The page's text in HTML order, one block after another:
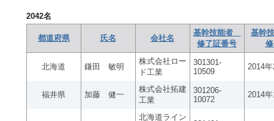
2042名
都道府県 氏名 会社名
基幹技能者
修了証番号
基幹
北海道 鎌田 敏明
株式会社ロー
ド工業
301301-
10509
2014
福井県 加藤 健一
株式会社拓建
工業
301206-
10072
2014
北海道ライン